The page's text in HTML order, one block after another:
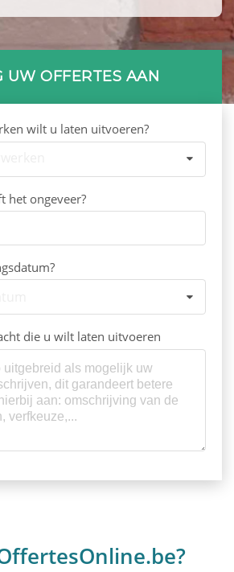
UW OFFERTES AAN
wilt u laten uitvoeren?
het ongeveer?
die u wilt laten uitvoeren